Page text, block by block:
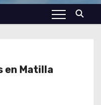
en Matilla